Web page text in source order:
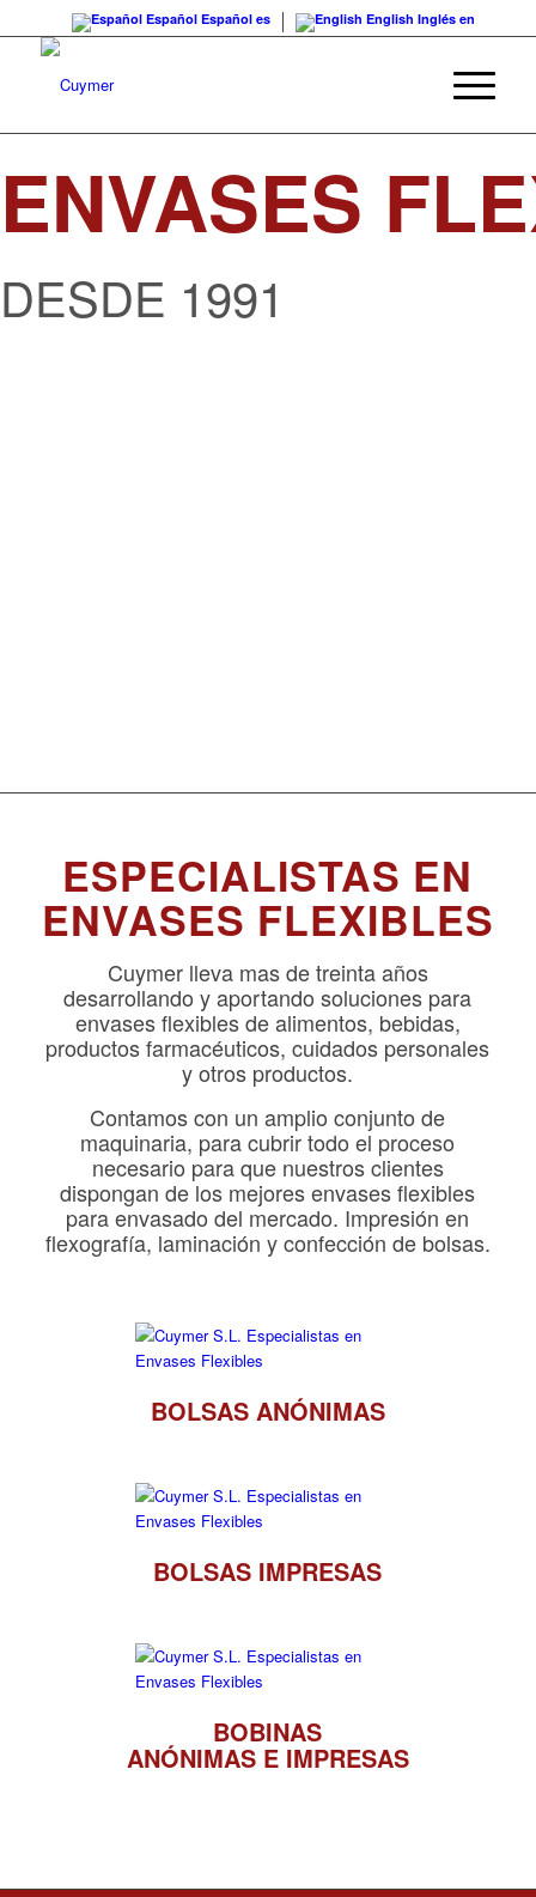
Español Español es English Inglés en
ENVASES
DESDE 1991
ESPECIALISTAS EN
ENVASES FLEXIBLES
Cuymer lleva mas de treinta años
desarrollando y aportando soluciones para
envases flexibles de alimentos, bebidas,
productos farmacéuticos, cuidados personales
y otros productos.
Contamos con un amplio conjunto de
maquinaria, para cubrir todo el proceso
necesario para que nuestros clientes
dispongan de los mejores envases flexibles
para envasado del mercado. Impresión en
flexografía, laminación y confección de bolsas.
BOLSAS ANÓNIMAS
BOLSAS IMPRESAS
BOBINAS
ANÓNIMAS E IMPRESAS